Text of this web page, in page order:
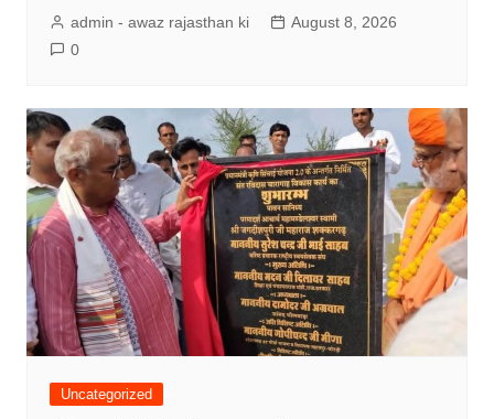
admin - awaz rajasthan ki
August 8, 2026
0
Uncategorized